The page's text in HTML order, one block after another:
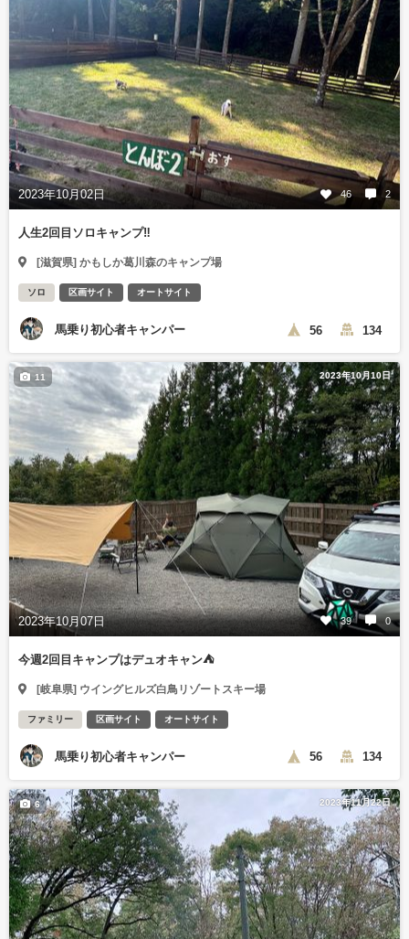
2023年10月02日 46 2
人生2回目ソロキャンプ‼️
[滋賀県] かもしか葛川森のキャンプ場
ソロ 区画サイト オートサイト
馬乗り初心者キャンパー 56 134
2023年10月10日
2023年10月07日 39 0
11
今週2回目キャンプはデュオキャン⛺️
[岐阜県] ウイングヒルズ白鳥リゾートスキー場
ファミリー 区画サイト オートサイト
馬乗り初心者キャンパー 56 134
2023年11月22日
6